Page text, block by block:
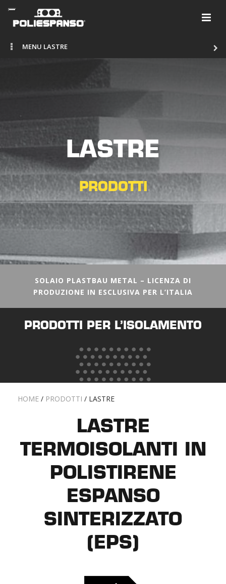
MENU LASTRE
LASTRE
PRODOTTI
SOLAIO PLASTBAU METAL – LICENZA DI
PRODUZIONE IN ESCLUSIVA PER L’ITALIA
PRODOTTI PER L’ISOLAMENTO
HOME / PRODOTTI / LASTRE
LASTRE
TERMOISOLANTI IN
POLISTIRENE
ESPANSO
SINTERIZZATO
(EPS)